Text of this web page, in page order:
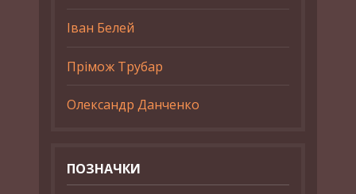
Іван Белей
Прімож Трубар
Олександр Данченко
ПОЗНАЧКИ